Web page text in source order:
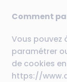
Comment
Vous pouvez
paramétrer
de cookies
https://